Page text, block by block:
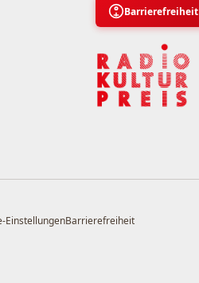
Barrierefreiheit
EinstellungenBarrierefreiheit